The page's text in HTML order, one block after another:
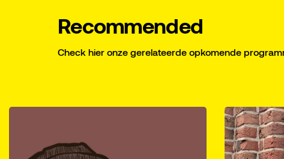
Recommended
Check hier onze gerelateerde opkomende